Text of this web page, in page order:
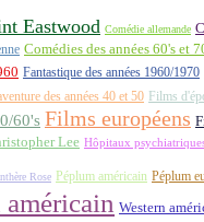
Eastwood Comédie allemande
Comédies des années 60's et
Fantastique des années 1960/1970
des années 40 et 50 Films
60's Films européens
Lee Hôpitaux
Rose Péplum américain Péplum
américain Western